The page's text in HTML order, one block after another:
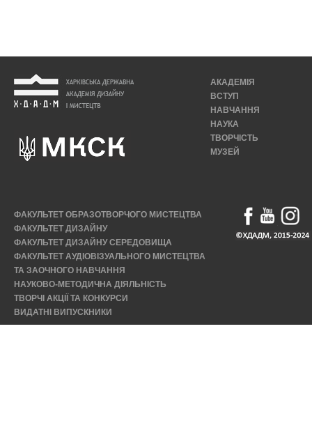
АКАДЕМІЯ
ВСТУП
НАВЧАННЯ
НАУКА
ТВОРЧІСТЬ
МУЗЕЙ
ФАКУЛЬТЕТ ОБРАЗОТВОРЧОГО МИСТЕЦТВА
ФАКУЛЬТЕТ ДИЗАЙНУ
ФАКУЛЬТЕТ ДИЗАЙНУ СЕРЕДОВИЩА
ФАКУЛЬТЕТ АУДІОВІЗУАЛЬНОГО МИСТЕЦТВА
ТА ЗАОЧНОГО НАВЧАННЯ
НАУКОВО-МЕТОДИЧНА ДІЯЛЬНІСТЬ
ТВОРЧІ АКЦІЇ ТА КОНКУРСИ
ВИДАТНІ ВИПУСКНИКИ